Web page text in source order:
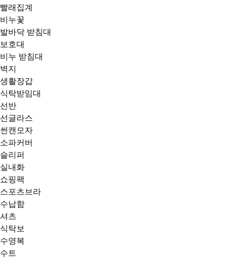
빨래집계
비누꽃
발바닥 받침대
보호대
비누 받침대
벽지
생활장갑
식탁받임대
선반
선글라스
썬캔모자
소파커버
슬리퍼
실내화
쇼핑팩
스포츠브라
수납함
셔츠
식탁보
수영복
수트